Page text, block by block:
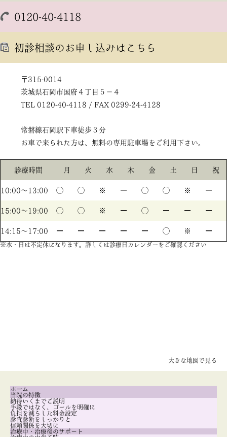
0120-40-4118
初診相談のお申し込みはこちら
〒315-0014
茨城県石岡市国府４丁目５－４
TEL 0120-40-4118 / FAX 0299-24-4128
常磐線石岡駅下車徒歩３分
お車で来られた方は、無料の専用駐車場をご利用下さい。
診療時間 月 火 水 木 金 土 日 祝
10:00〜13:00 ◯ ◯ ※ ー ◯ ◯ ※ ー
15:00〜19:00 ◯ ◯ ※ ー ◯ ー ー ー
14:15〜17:00 ー ー ー ー ー ◯ ※ ー
※水・日は不定休になります。詳しくは診療日カレンダーをご確認ください
大きな地図で見る
ホーム
当院の特徴
納得いくまでご説明
手段ではなく、ゴールを明確に
負担を減らした料金設定
診査診断をしっかりと
信頼関係を大切に
治療中・治療後のサポート